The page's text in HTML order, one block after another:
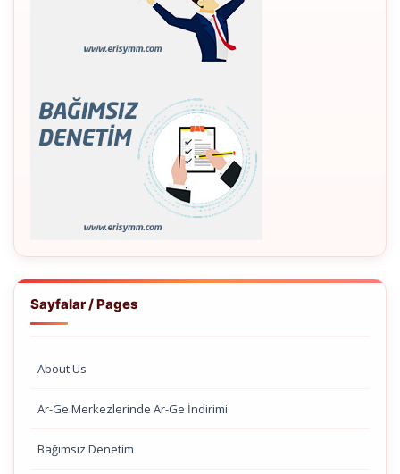
Sayfalar / Pages
About Us
Ar-Ge Merkezlerinde Ar-Ge İndirimi
Bağımsız Denetim